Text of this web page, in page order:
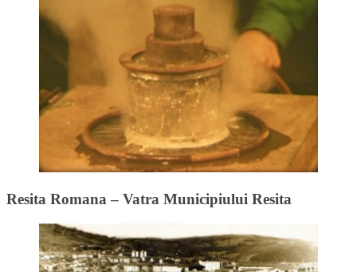
Resita Romana – Vatra Municipiului Resita